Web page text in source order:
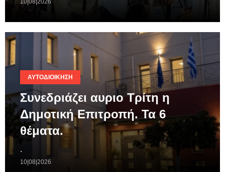
10|08|2026
ΑΥΤΟΔΙΟΊΚΗΣΗ
Συνεδριάζει αυριο Τρίτη η
Δημοτική Επιτροπή. Τα 6
θέματα.
.
10|08|2026